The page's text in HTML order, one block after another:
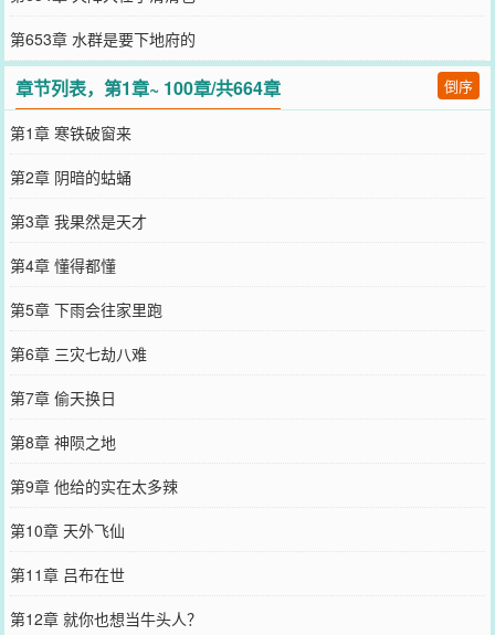
第653章 水群是要下地府的
章节列表，第1章~ 100章/共664章 倒序
第1章 寒铁破窗来
第2章 阴暗的蛄蛹
第3章 我果然是天才
第4章 懂得都懂
第5章 下雨会往家里跑
第6章 三灾七劫八难
第7章 偷天换日
第8章 神陨之地
第9章 他给的实在太多辣
第10章 天外飞仙
第11章 吕布在世
第12章 就你也想当牛头人？